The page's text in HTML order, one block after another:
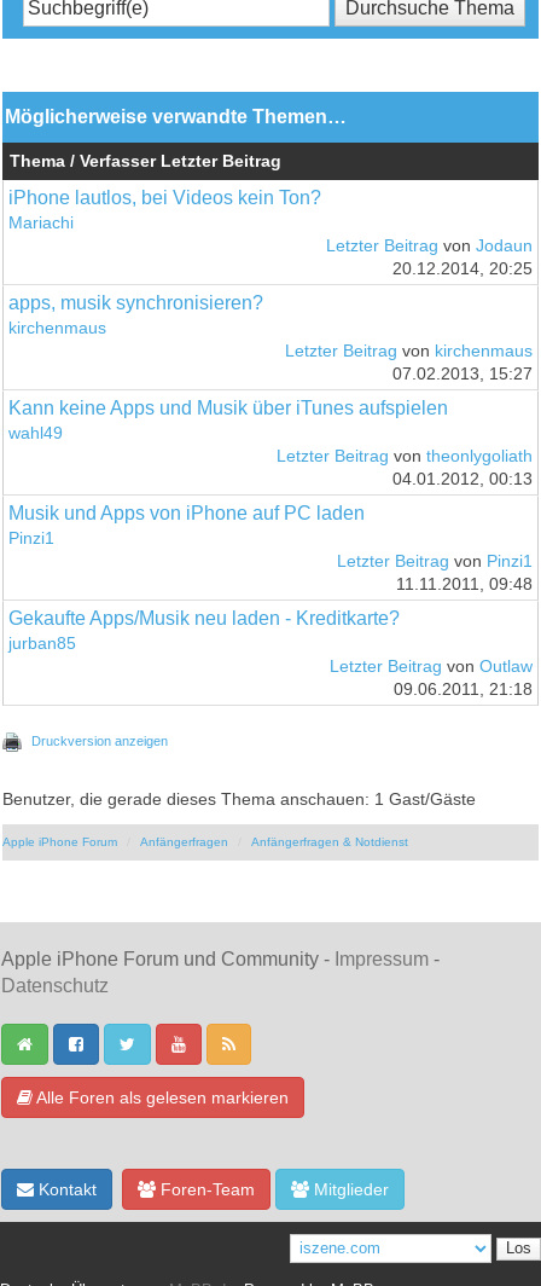
Möglicherweise verwandte Themen…
Thema / Verfasser Letzter Beitrag
iPhone lautlos, bei Videos kein Ton?
Mariachi
Letzter Beitrag von Jodaun
20.12.2014, 20:25
apps, musik synchronisieren?
kirchenmaus
Letzter Beitrag von kirchenmaus
07.02.2013, 15:27
Kann keine Apps und Musik über iTunes aufspielen
wahl49
Letzter Beitrag von theonlygoliath
04.01.2012, 00:13
Musik und Apps von iPhone auf PC laden
Pinzi1
Letzter Beitrag von Pinzi1
11.11.2011, 09:48
Gekaufte Apps/Musik neu laden - Kreditkarte?
jurban85
Letzter Beitrag von Outlaw
09.06.2011, 21:18
Druckversion anzeigen
Benutzer, die gerade dieses Thema anschauen: 1 Gast/Gäste
Apple iPhone Forum Anfängerfragen Anfängerfragen & Notdienst
Apple iPhone Forum und Community - Impressum -
Datenschutz
Alle Foren als gelesen markieren
Kontakt Foren-Team Mitglieder